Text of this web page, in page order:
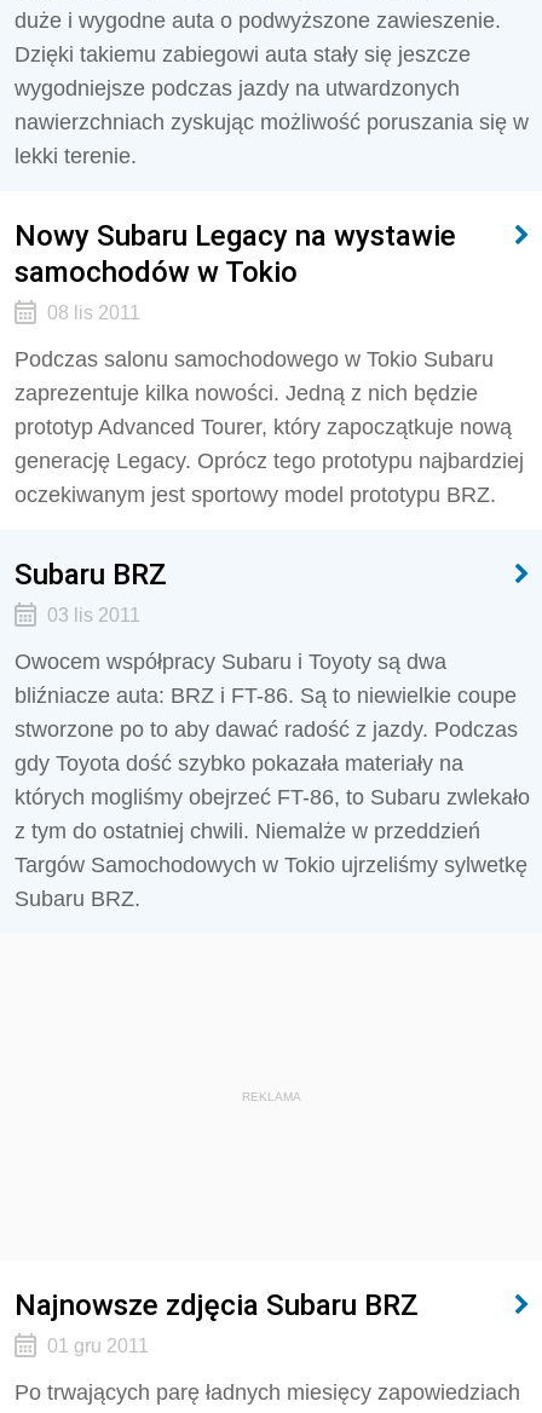
duże i wygodne auta o podwyższone zawieszenie.
Dzięki takiemu zabiegowi auta stały się jeszcze
wygodniejsze podczas jazdy na utwardzonych
nawierzchniach zyskując możliwość poruszania się w
lekki terenie.
Nowy Subaru Legacy na wystawie
samochodów w Tokio
08 lis 2011
Podczas salonu samochodowego w Tokio Subaru
zaprezentuje kilka nowości. Jedną z nich będzie
prototyp Advanced Tourer, który zapoczątkuje nową
generację Legacy. Oprócz tego prototypu najbardziej
oczekiwanym jest sportowy model prototypu BRZ.
Subaru BRZ
03 lis 2011
Owocem współpracy Subaru i Toyoty są dwa
bliźniacze auta: BRZ i FT-86. Są to niewielkie coupe
stworzone po to aby dawać radość z jazdy. Podczas
gdy Toyota dość szybko pokazała materiały na
których mogliśmy obejrzeć FT-86, to Subaru zwlekało
z tym do ostatniej chwili. Niemalże w przeddzień
Targów Samochodowych w Tokio ujrzeliśmy sylwetkę
Subaru BRZ.
REKLAMA
Najnowsze zdjęcia Subaru BRZ
01 gru 2011
Po trwających parę ładnych miesięcy zapowiedziach